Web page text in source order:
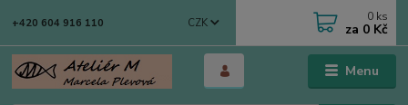
Menu
CZK
+420 604 916 110 0 ks
za 0 Kč